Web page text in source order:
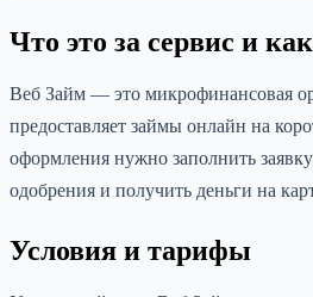
Что это за сервис и
Веб Займ — это микрофинансовая
предоставляет займы онлайн на
оформления нужно заполнить
одобрения и получить деньги на
Условия и тарифы